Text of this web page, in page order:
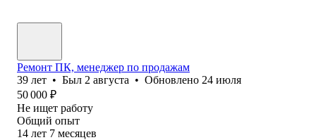
Ремонт ПК, менеджер по продажам
39 лет • Был 2 августа • Обновлено 24 июля
50 000 ₽
Не ищет работу
Общий опыт
14 лет 7 месяцев